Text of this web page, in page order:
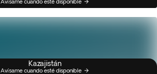
Kazajistán
Avísame cuando esté disponible